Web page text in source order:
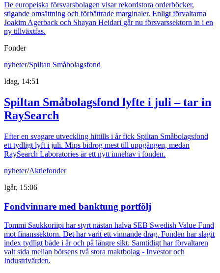
De europeiska försvarsbolagen visar rekordstora orderböcker,
stigande omsättning och förbättrade marginaler. Enligt förvaltarna
Joakim Agerback och Shayan Heidari går nu försvarssektorn in i en
ny tillväxtfas.
Fonder
nyheter/Spiltan Småbolagsfond
Idag, 14:51
Spiltan Småbolagsfond lyfte i juli – tar in
RaySearch
Efter en svagare utveckling hittills i år fick Spiltan Småbolagsfond
ett tydligt lyft i juli. Mips bidrog mest till uppgången, medan
RaySearch Laboratories är ett nytt innehav i fonden.
nyheter/Aktiefonder
Igår, 15:06
Fondvinnare med banktung portfölj
Tommi Saukkoriipi har styrt nästan halva SEB Swedish Value Fund
mot finanssektorn. Det har varit ett vinnande drag. Fonden har slagit
index tydligt både i år och på längre sikt. Samtidigt har förvaltaren
valt sida mellan börsens två stora maktbolag - Investor och
Industrivärden.